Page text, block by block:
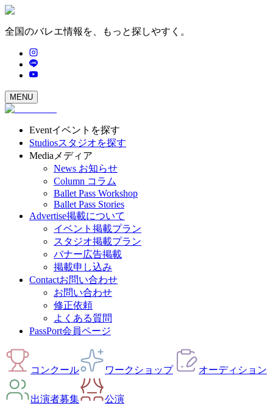
全国のバレエ情報を、もっと探しやすく。
MENU
Eventイベントを探す
Studiosスタジオを探す
Media メディア
News お知らせ
Column コラム
Ballet Pass Workshop
Ballet Pass Stories
Advertise掲載について
イベント掲載プラン
スタジオ掲載プラン
バナー広告掲載
掲載申し込み
Contactお問い合わせ
お問い合わせ
修正依頼
よくある質問
PassPort会員ページ
コンクール ワークショップ オーディション
出演者募集
公演